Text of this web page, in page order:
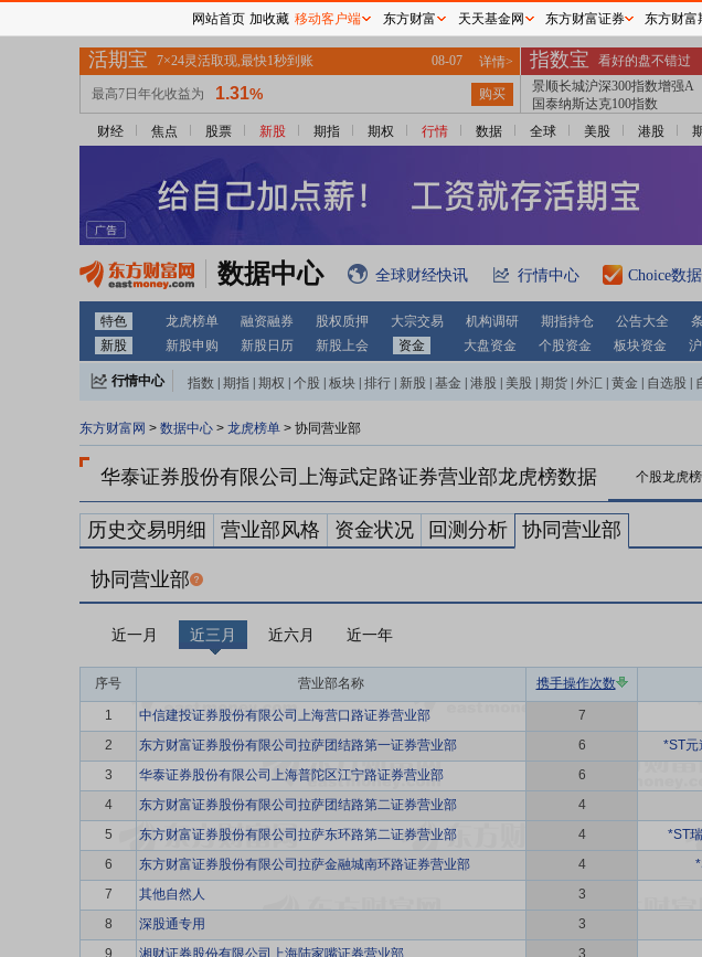
财经 焦点 股票 新股 期指 期权 行情 数据 全球 美股 港股
数据中心 全球财经快讯 行情中心 Choice数据
特色 龙虎榜单 融资融券 股权质押 大宗交易 机构调研 期指持仓 公告大全
新股
新股申购 新股日历 新股上会 资金 大盘资金 个股资金 板块资金
行情中心 指数 期指 期权 个股 板块 排行 新股 基金 港股 美股 期货 外汇 黄金 自选股
东方财富网 > 数据中心 > 龙虎榜单 > 协同营业部
华泰证券股份有限公司上海武定路证券营业部龙虎榜数据 个股龙虎榜
历史交易明细 营业部风格 资金状况 回测分析 协同营业部
协同营业部
近一月 近三月 近六月 近一年
序号 营业部名称 携手操作次数
1 中信建投证券股份有限公司上海营口路证券营业部 7
2
东方财富证券股份有限公司拉萨团结路第一证券营业部 6 *ST元
3
华泰证券股份有限公司上海普陀区江宁路证券营业部 6
4
东方财富证券股份有限公司拉萨团结路第二证券营业部 4
5
东方财富证券股份有限公司拉萨东环路第二证券营业部 4 *ST
6
东方财富证券股份有限公司拉萨金融城南环路证券营业部 4
7
其他自然人 3
8
深股通专用 3
9
湘财证券股份有限公司上海陆家嘴证券营业部 3
网站首页 加收藏 移动客户端 东方财富 天天基金网 东方财富证券 东方财富